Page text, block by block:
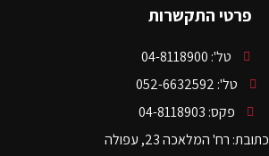
פרטי התקשרות
טל': 04-8118900
טל': 052-6632592
פקס: 04-8118903
כתובת: רח' המלאכה 23, עפולה